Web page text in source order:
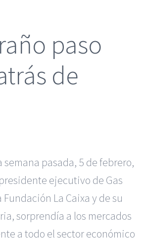
paso
de
semana pasada, 5 de febrero,
ejecutivo de Gas
La Caixa y de su
sorprendía a los mercados
a todo el sector económico